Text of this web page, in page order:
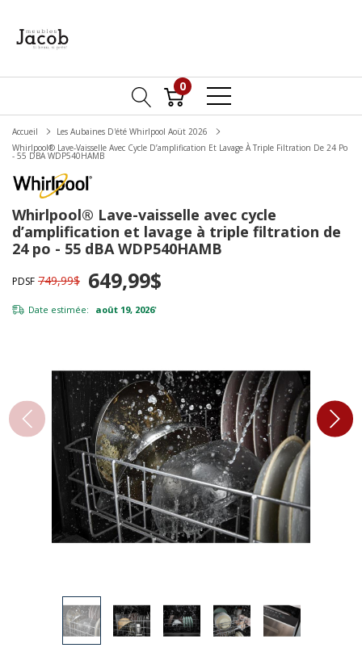
0
Accueil
Les Aubaines D'été Whirlpool Aoüt 2026
Whirlpool® Lave-Vaisselle Avec Cycle D’amplification Et Lavage À Triple Filtration De 24 Po
- 55 DBA WDP540HAMB
Whirlpool® Lave-vaisselle avec cycle
d’amplification et lavage à triple filtration de
24 po - 55 dBA WDP540HAMB
PDSF 749,99$ 649,99$
Date estimée: août 19, 2026*